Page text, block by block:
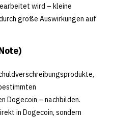
wird – kleine
große Auswirkungen auf
Dogecoin – nachbilden.
in Dogecoin, sondern